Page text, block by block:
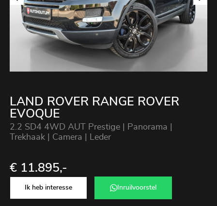
LAND ROVER RANGE ROVER
EVOQUE
2.2 SD4 4WD AUT Prestige | Panorama |
Trekhaak | Camera | Leder
€ 11.895,-
Ik heb interesse Inruilvoorstel